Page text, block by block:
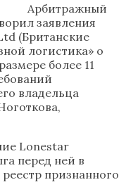
Арбитражный
заявления
(Британские
логистика» о
более 11
владельца
Lonestar
перед ней в
признанного